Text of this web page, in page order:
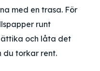
med en trasa. För
runt
och låta det
du torkar rent.